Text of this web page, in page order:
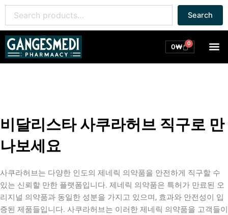
콘
츠
너
for:
Search
0₩ 0
Cart
비달리스타 사쿠라허브 직구로 만
나보세요
사쿠라허브는 다양한 인도의 제네릭 의약품을 안전하게 직구할 수
있는 신뢰할 만한 플랫폼입니다. 제네릭 의약품은 특허가 만료된 오
리지널 의약품과 동일한 성분을 가지고 있으며, 효과와 안전성이 입
증된 제품들입니다. 사쿠라허브는 이러한 제네릭 의약품을 고객들이